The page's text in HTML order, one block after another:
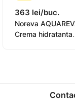
363 lei/buc.
Noreva
Crema hidratanta